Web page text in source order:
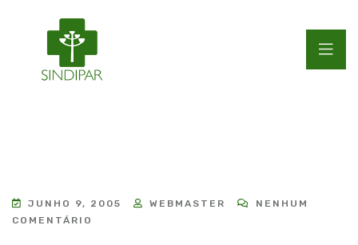
JUNHO 9, 2005 WEBMASTER
NENHUM
COMENTÁRIO